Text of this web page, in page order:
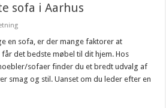
sofa i Aarhus
en sofa, er der mange faktorer at
det bedste møbel til dit hjem. Hos
sofaer finder du et bredt udvalg af
smag og stil. Uanset om du leder efter en